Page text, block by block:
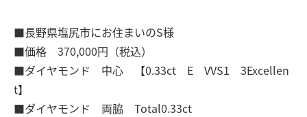
■長野県塩尻市にお住まいのS様
■価格 370,000円（税込）
■ダイヤモンド 中心 【0.33ct E VVS1 3Excellen
t】
■ダイヤモンド 両脇 Total0.33ct